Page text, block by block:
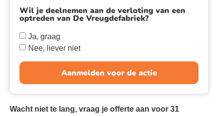
Wil je deelnemen aan de verloting van een
optreden van De Vreugdefabriek?
Ja, graag
Nee, liever niet
Aanmelden voor de actie
Wacht niet te lang, vraag je offerte aan voor 31